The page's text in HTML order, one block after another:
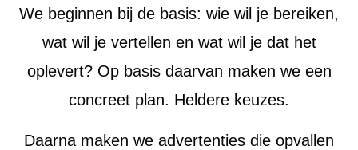
We beginnen bij de basis: wie wil je bereiken,
wat wil je vertellen en wat wil je dat het
oplevert? Op basis daarvan maken we een
concreet plan. Heldere keuzes.
Daarna maken we advertenties die opvallen